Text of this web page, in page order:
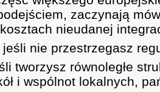
zaczynają
nieudanej
nie przestrzegasz
tworzysz równoległe
i wspólnot lokalnych,